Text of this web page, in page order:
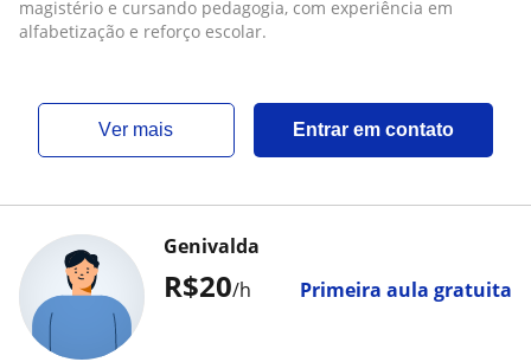
e reforço escolar
magistério e cursando pedagogia, com experiência em
alfabetização e reforço escolar.
ver mais Entrar em contato
R$20/h Primeira aula gratuita
Genivalda